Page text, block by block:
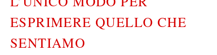
ESPRIMERE QUELLO CHE
SENTIAMO